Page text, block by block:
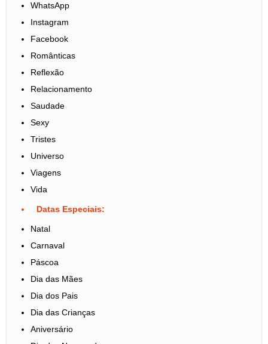
WhatsApp
Instagram
Facebook
Românticas
Reflexão
Relacionamento
Saudade
Sexy
Tristes
Universo
Viagens
Vida
Datas Especiais:
Natal
Carnaval
Páscoa
Dia das Mães
Dia dos Pais
Dia das Crianças
Aniversário